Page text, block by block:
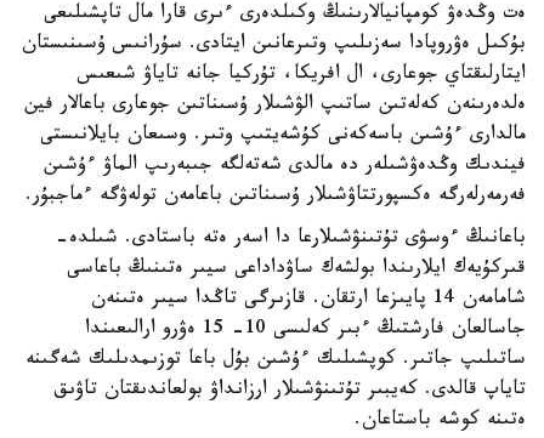
ەت وڭدەۋ كومپانيالارىنىڭ وكىلدەرى ءىرى قارا مال تاپشىلىعى
بۇكىل ەۋروپادا سەزىلىپ وتىرعانىن ايتادى. سۇرانىس ۇسىنىستان
ايتارلىقتاي جوعارى، ال افريكا، تۇركيا جانە تاياۋ شىعىس
ەلدەرىنەن كەلەتىن ساتىپ الۋشىلار ۇسىناتىن جوعارى باعالار فين
مالدارى ءۇشىن باسەكەنى كۇشەيتىپ وتىر. وسىعان بايلانىستى
فيندىك وڭدەۋشىلەر دە مالدى شەتەلگە جىبەرىپ الماۋ ءۇشىن
فەرمەرلەرگە ەكسپورتتاۋشىلار ۇسىناتىن باعامەن تولەۋگە ءماجبۇر.
باعانىڭ ءوسۋى تۇتىنۋشىلارعا دا اسەر ەتە باستادى. شىلدە-
قىركۇيەك ايلارىندا بولشەك ساۋداداعى سيىر ەتىنىڭ باعاسى
شامامەن 14 پايىزعا ارتقان. قازىرگى تاڭدا سيىر ەتىنەن
جاسالعان فارشتىڭ ءبىر كەلىسى 10- 15 ەۋرو ارالىعىندا
ساتىلىپ جاتىر. كوپشىلىك ءۇشىن بۇل باعا توزىمدىلىك شەگىنە
تاياپ قالدى. كەيبىر تۇتىنۋشىلار ارزانداۋ بولعاندىقتان تاۋىق
ەتىنە كوشە باستاعان.